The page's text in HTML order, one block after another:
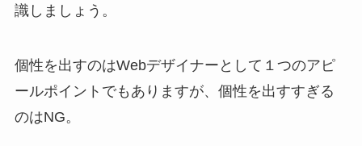
識しましょう。
個性を出すのはWebデザイナーとして１つのアピ
ールポイントでもありますが、個性を出すすぎる
のはNG。